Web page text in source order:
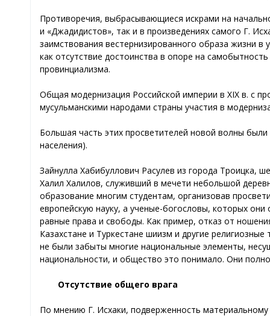
Противоречия, выбрасывающиеся искрами на
и «Джадидистов», так и в произведениях самого Г.
заимствования вестернизированного образа жизни
как отсутствие достоинства в опоре на
провинциализма.
Общая модернизация Российской империи в XIX в. с
мусульманскими народами страны участия в
Большая часть этих просветителей новой волны
населения).
Зайнулла Хабибуллович Расулев из города Троицка,
Халил Халилов, служивший в мечети небольшой
образование многим студентам, организовав
европейскую науку, а ученые-богословы, которых
равные права и свободы. Как пример, отказ от
Казахстане и Туркестане шиизм и другие
не были забыты многие национальные элементы,
национальности, и общество это понимало. Они
Отсутствие общего врага
По мнению Г. Иcхаки, подверженность